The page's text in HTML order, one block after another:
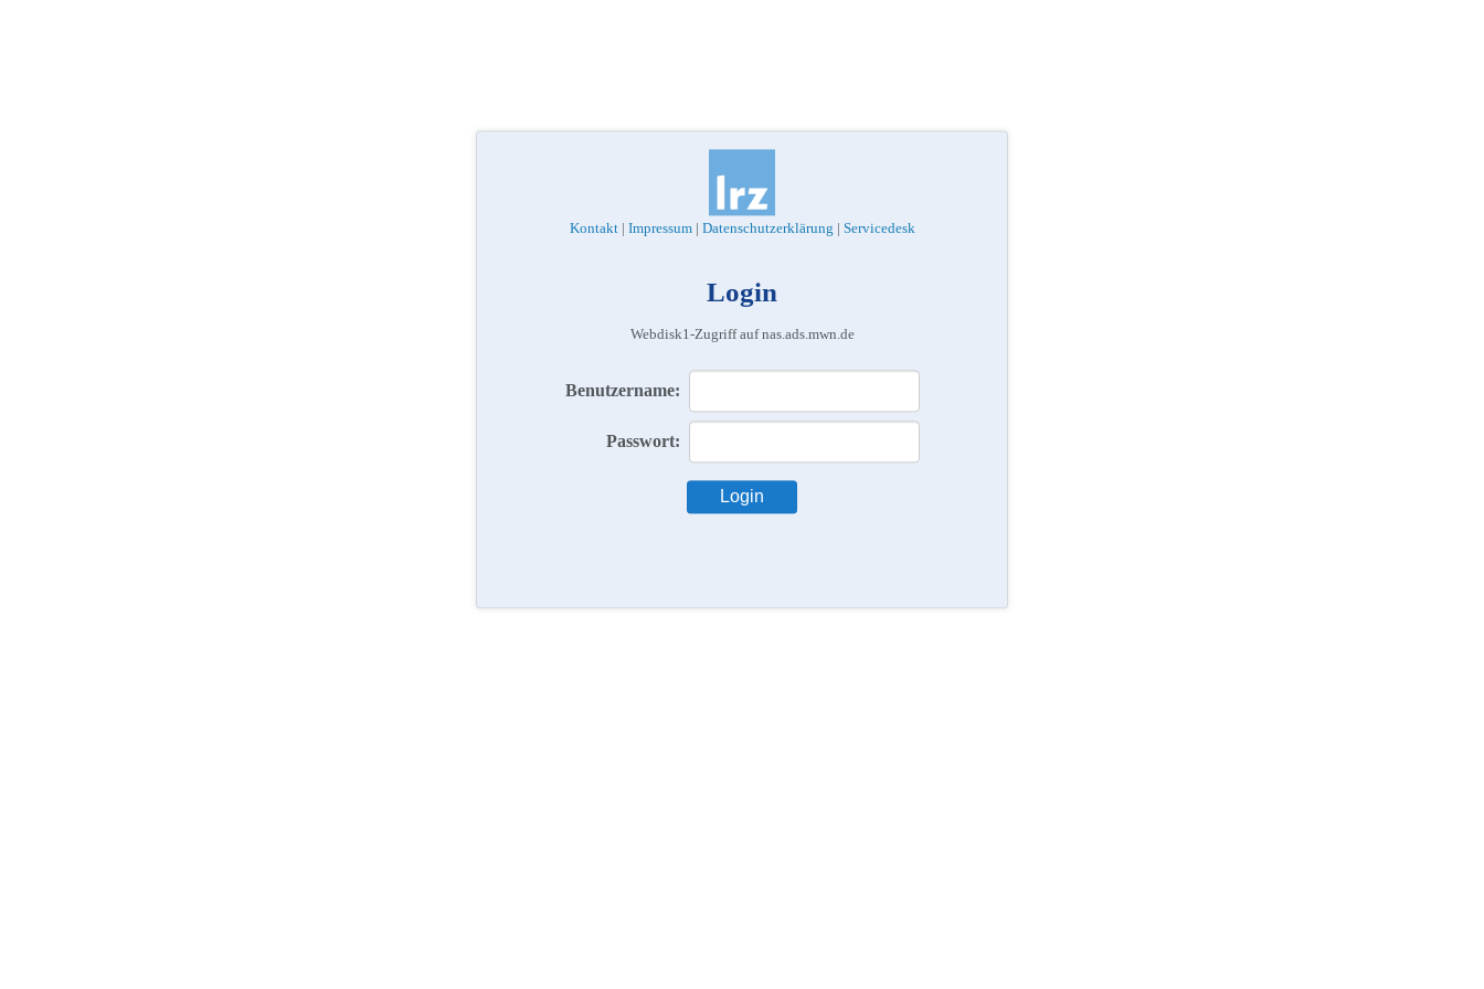
Kontakt| Impressum| Datenschutzerklärung | Servicedesk
Login
Webdisk1-Zugriff auf nas.ads.mwn.de
Benutzername:
Passwort: